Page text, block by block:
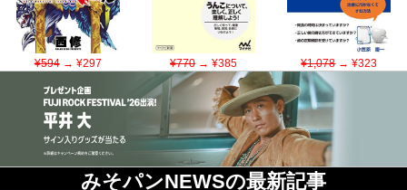
¥594→ ¥297 ¥770→ ¥385 ¥1,078→ ¥323
みそパンNEWSの最新記事